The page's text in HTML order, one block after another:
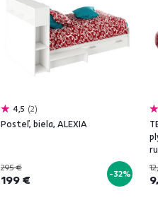
4,5 2
Posteľ, biela, ALEXIA
295 €
199 € -32%